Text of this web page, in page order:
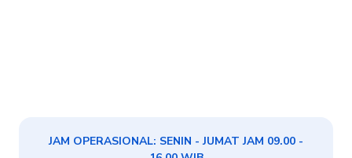
JAM OPERASIONAL: SENIN - JUMAT JAM 09.00 -